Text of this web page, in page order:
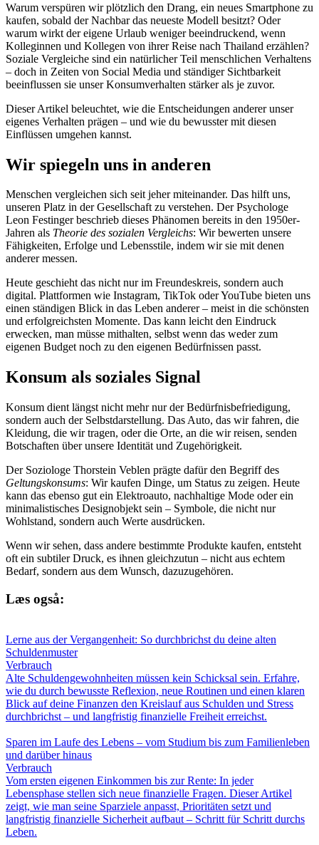
Warum verspüren wir plötzlich den Drang, ein neues Smartphone zu
kaufen, sobald der Nachbar das neueste Modell besitzt? Oder
warum wirkt der eigene Urlaub weniger beeindruckend, wenn
Kolleginnen und Kollegen von ihrer Reise nach Thailand erzählen?
Soziale Vergleiche sind ein natürlicher Teil menschlichen Verhaltens
– doch in Zeiten von Social Media und ständiger Sichtbarkeit
beeinflussen sie unser Konsumverhalten stärker als je zuvor.
Dieser Artikel beleuchtet, wie die Entscheidungen anderer unser
eigenes Verhalten prägen – und wie du bewusster mit diesen
Einflüssen umgehen kannst.
Wir spiegeln uns in anderen
Menschen vergleichen sich seit jeher miteinander. Das hilft uns,
unseren Platz in der Gesellschaft zu verstehen. Der Psychologe
Leon Festinger beschrieb dieses Phänomen bereits in den 1950er-
Jahren als Theorie des sozialen Vergleichs: Wir bewerten unsere
Fähigkeiten, Erfolge und Lebensstile, indem wir sie mit denen
anderer messen.
Heute geschieht das nicht nur im Freundeskreis, sondern auch
digital. Plattformen wie Instagram, TikTok oder YouTube bieten uns
einen ständigen Blick in das Leben anderer – meist in die schönsten
und erfolgreichsten Momente. Das kann leicht den Eindruck
erwecken, man müsse mithalten, selbst wenn das weder zum
eigenen Budget noch zu den eigenen Bedürfnissen passt.
Konsum als soziales Signal
Konsum dient längst nicht mehr nur der Bedürfnisbefriedigung,
sondern auch der Selbstdarstellung. Das Auto, das wir fahren, die
Kleidung, die wir tragen, oder die Orte, an die wir reisen, senden
Botschaften über unsere Identität und Zugehörigkeit.
Der Soziologe Thorstein Veblen prägte dafür den Begriff des
Geltungskonsums: Wir kaufen Dinge, um Status zu zeigen. Heute
kann das ebenso gut ein Elektroauto, nachhaltige Mode oder ein
minimalistisches Designobjekt sein – Symbole, die nicht nur
Wohlstand, sondern auch Werte ausdrücken.
Wenn wir sehen, dass andere bestimmte Produkte kaufen, entsteht
oft ein subtiler Druck, es ihnen gleichzutun – nicht aus echtem
Bedarf, sondern aus dem Wunsch, dazuzugehören.
Læs også:
Lerne aus der Vergangenheit: So durchbrichst du deine alten
Schuldenmuster
Verbrauch
Alte Schuldengewohnheiten müssen kein Schicksal sein. Erfahre,
wie du durch bewusste Reflexion, neue Routinen und einen klaren
Blick auf deine Finanzen den Kreislauf aus Schulden und Stress
durchbrichst – und langfristig finanzielle Freiheit erreichst.
Sparen im Laufe des Lebens – vom Studium bis zum Familienleben
und darüber hinaus
Verbrauch
Vom ersten eigenen Einkommen bis zur Rente: In jeder
Lebensphase stellen sich neue finanzielle Fragen. Dieser Artikel
zeigt, wie man seine Sparziele anpasst, Prioritäten setzt und
langfristig finanzielle Sicherheit aufbaut – Schritt für Schritt durchs
Leben.